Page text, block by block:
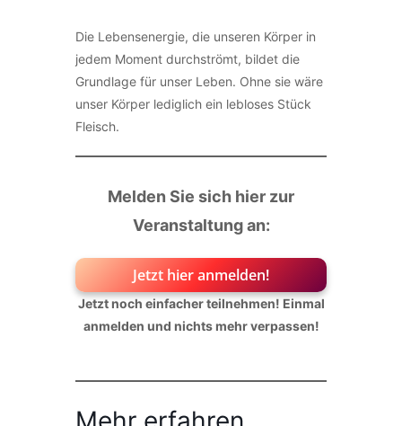
Die Lebensenergie, die unseren Körper in
jedem Moment durchströmt, bildet die
Grundlage für unser Leben. Ohne sie wäre
unser Körper lediglich ein lebloses Stück
Fleisch.
Melden Sie sich hier zur
Veranstaltung an:
Jetzt hier anmelden!
Jetzt noch einfacher teilnehmen! Einmal
anmelden und nichts mehr verpassen!